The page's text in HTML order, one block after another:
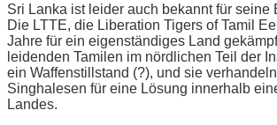
Sri Lanka ist leider auch bekannt für seine
Die LTTE, die Liberation Tigers of Tamil
Jahre für ein eigenständiges Land
leidenden Tamilen im nördlichen Teil der
ein Waffenstillstand (?), und sie
Singhalesen für eine Lösung innerhalb
Landes.